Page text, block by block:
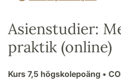
Asienstudier:
praktik (online)
Kurs 7,5 högskolepoäng •